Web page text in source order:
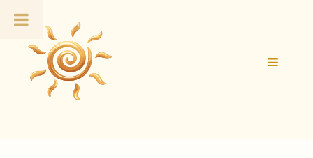
Inhalt
springen
Menü